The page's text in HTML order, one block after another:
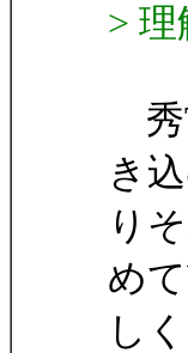
>
秀
き
り
め
し